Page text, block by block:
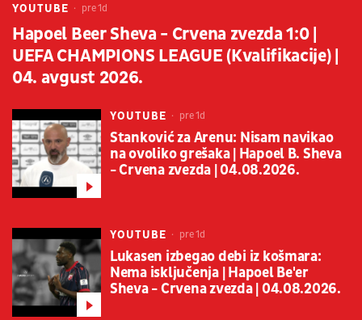
YOUTUBE pre 1d
Hapoel Beer Sheva - Crvena zvezda 1:0 |
UEFA CHAMPIONS LEAGUE (Kvalifikacije) |
04. avgust 2026.
YOUTUBE pre 1d
Stanković za Arenu: Nisam navikao
na ovoliko grešaka | Hapoel B. Sheva
- Crvena zvezda | 04.08.2026.
YOUTUBE pre 1d
Lukasen izbegao debi iz košmara:
Nema isključenja | Hapoel Be'er
Sheva - Crvena zvezda | 04.08.2026.